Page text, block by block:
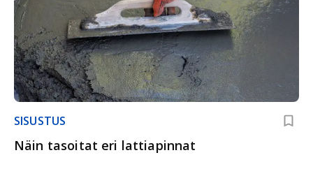
SISUSTUS
Näin tasoitat eri lattiapinnat